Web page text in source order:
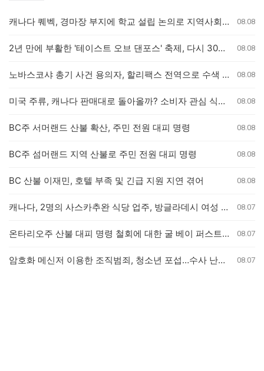
캐나다 퀘벡, 경마장 부지에 학교 설립 논의로 지역사회 갈등 08.08
2년 만에 부활한 '테이스트 오브 댄포스' 축제, 다시 30년 이어가길 08.08
노바스코샤 총기 사건 용의자, 할리팩스 전역으로 수색 확대 08.08
미국 주류, 캐나다 판매대로 돌아올까? 소비자 관심 식었나 08.08
BC주 서머랜드 산불 확산, 주민 전원 대피 명령 08.08
BC주 섬머랜드 지역 산불로 주민 전원 대피 명령 08.08
BC 산불 이재민, 호텔 부족 및 긴급 지원 지연 겪어 08.08
캐나다, 2명의 사스카추완 식당 업주, 방글라데시 여성 인신매매 유죄 판결 08.07
온타리오주 산불 대피 명령 철회에 대한 굴 베이 퍼스트 네이션의 강력 반발 08.07
암호화 메신저 이용한 조직범죄, 청소년 포섭…수사 난항 예고 08.07